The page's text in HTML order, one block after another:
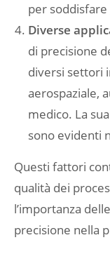
per
Diverse
di precisione
diversi settori
aerospaziale,
medico. La
sono evidenti
Questi fattori
qualità dei
l’importanza
precisione nella